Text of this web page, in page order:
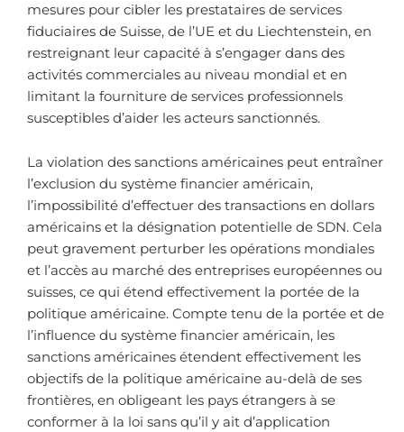
mesures pour cibler les prestataires de services
fiduciaires de Suisse, de l’UE et du Liechtenstein, en
restreignant leur capacité à s’engager dans des
activités commerciales au niveau mondial et en
limitant la fourniture de services professionnels
susceptibles d’aider les acteurs sanctionnés.
La violation des sanctions américaines peut entraîner
l’exclusion du système financier américain,
l’impossibilité d’effectuer des transactions en dollars
américains et la désignation potentielle de SDN. Cela
peut gravement perturber les opérations mondiales
et l’accès au marché des entreprises européennes ou
suisses, ce qui étend effectivement la portée de la
politique américaine. Compte tenu de la portée et de
l’influence du système financier américain, les
sanctions américaines étendent effectivement les
objectifs de la politique américaine au-delà de ses
frontières, en obligeant les pays étrangers à se
conformer à la loi sans qu’il y ait d’application